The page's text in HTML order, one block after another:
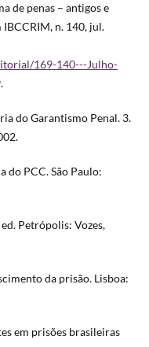
de penas – antigos e
IBCCRIM, n. 140, jul.
169-140---Julho-
do Garantismo Penal. 3.
do PCC. São Paulo:
Petrópolis: Vozes,
da prisão. Lisboa:
em prisões brasileiras